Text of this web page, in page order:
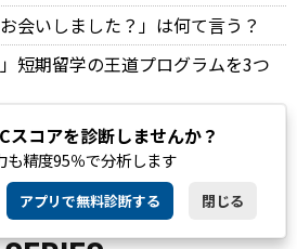
会いしました？」は何て言う？
短期留学の王道プログラムを3つ
は何て言う？
スコアを診断しませんか？
精度95％で分析します
アプリで無料診断する 閉じる